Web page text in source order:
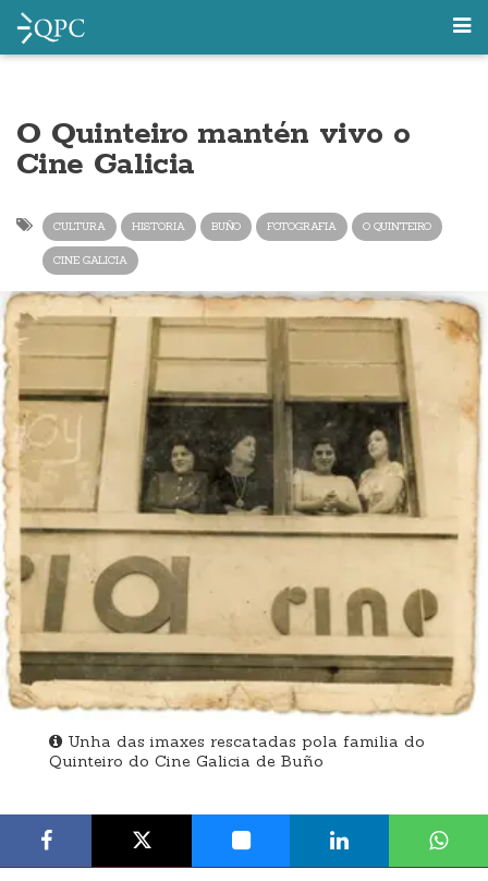
O Quinteiro mantén vivo o
Cine Galicia
CULTURA HISTORIA BUÑO FOTOGRAFIA O QUINTEIRO
CINE GALICIA
Unha das imaxes rescatadas pola familia do
Quinteiro do Cine Galicia de Buño